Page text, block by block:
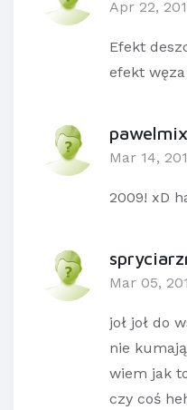
Apr 22,
Efekt
efekt
pawelmix
Mar 14,
2009! xD
Mar 05,
joł joł do
nie
wiem jak
czy coś